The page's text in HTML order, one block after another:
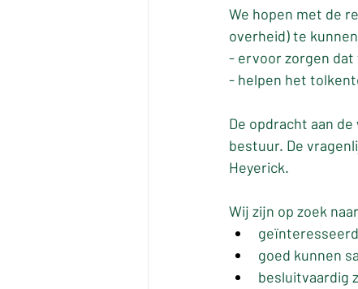
We hopen met de
overheid) te
- ervoor zorgen dat
- helpen het
De opdracht aan
bestuur. De
Heyerick.
Wij zijn op zoek
goed kunnen
besluitvaardig